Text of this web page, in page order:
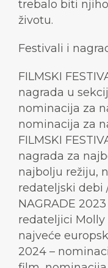
trebalo biti
životu.
Festivali i
FILMSKI
nagrada u
nominacija za
nominacija za
FILMSKI
nagrada za
najbolju režiju,
redateljski debi
NAGRADE
redateljici
najveće
2024 –